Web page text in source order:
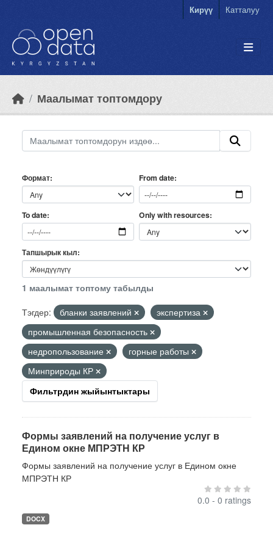
Кирүү Катталуу
Маалымат топтомдору
Формат From date
To date Only with resources
Тапшырык кыл
1 маалымат топтому табылды
Тэгдер:
бланки заявлений
экспертиза
промышленная безопасность
недропользование
горные работы
Минприроды КР
Фильтрдин жыйынтыктары
Формы заявлений на получение услуг в
Едином окне МПРЭТН КР
Формы заявлений на получение услуг в Едином окне
МПРЭТН КР
0.0 - 0 ratings
DOCX